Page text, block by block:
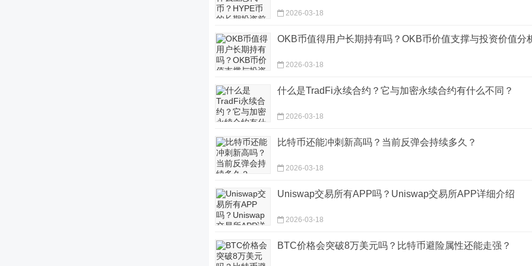
2026-03-18
OKB币值得用户长期持有吗？OKB币价值支撑与投资价值分
2026-03-18
什么是TradFi永续合约？它与加密永续合约有什么不同？
2026-03-18
比特币还能冲刺新高吗？当前反弹会持续多久？
2026-03-18
Uniswap交易所有APP吗？Uniswap交易所APP详细介绍
2026-03-18
BTC价格会突破8万美元吗？比特币避险属性还能走强？